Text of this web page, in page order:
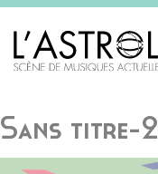
Sans titre-2